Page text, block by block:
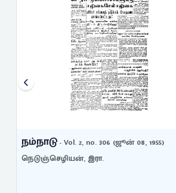
நம்நாடு- Vol. 1, no. 133 (நவம்பர் 17, 1953)
அண்ணாதுரை, சி. என்.